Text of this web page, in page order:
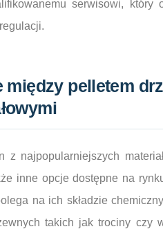
serwisowi,
między pelletem
z najpopularniejszych
inne opcje dostępne na
na ich składzie
takich jak trociny czy